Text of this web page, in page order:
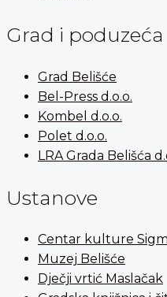
Grad i poduzeća
Grad Belišće
Bel-Press d.o.o.
Kombel d.o.o.
Polet d.o.o.
LRA Grada Belišća
Ustanove
Centar kulture
Muzej Belišće
Dječji vrtić Maslačak